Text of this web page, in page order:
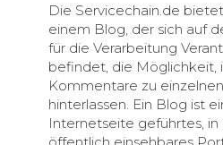
Die Servicechain.de
einem Blog, der sich auf
für die Verarbeitung
befindet, die Möglichkeit,
Kommentare zu
hinterlassen. Ein Blog ist
Internetseite geführtes, in